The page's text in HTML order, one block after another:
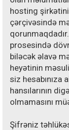
hosting
çərçivəsində
prosesində
biləcək əlavə
heyətinin
siz
hansılarının
olmamasını
Şifrəniz